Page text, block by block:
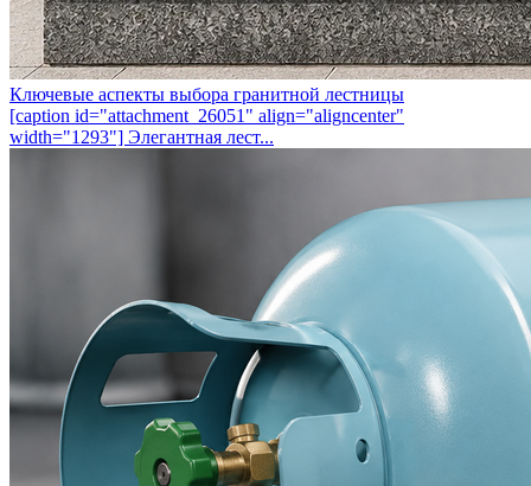
Ключевые аспекты выбора гранитной лестницы
[caption id="attachment_26051" align="aligncenter"
width="1293"] Элегантная лест...